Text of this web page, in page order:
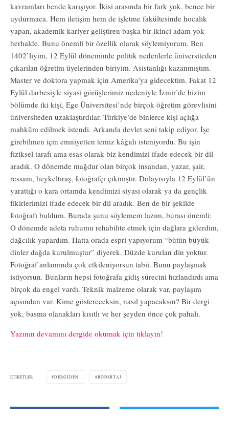
kavramları bende karışıyor. İkisi arasında bir fark yok, bence bir
uydurmaca. Hem iletişim hem de işletme fakültesinde hocalık
yapan, akademik kariyer geliştiren başka bir ikinci adam yok
herhalde. Bunu önemli bir özellik olarak söylemiyorum. Ben
1402’liyim, 12 Eylül döneminde politik nedenlerle üniversiteden
çıkarılan öğretim üyelerinden biriyim. Asistanlığı kazanmıştım.
Master ve doktora yapmak için Amerika’ya gidecektim. Fakat 12
Eylül darbesiyle siyasi görüşlerimiz nedeniyle İzmir’de bizim
bölümde iki kişi, Ege Üniversitesi’nde birçok öğretim görevlisini
üniversiteden uzaklaştırdılar. Türkiye’de binlerce kişi açlığa
mahkûm edilmek istendi. Arkanda devlet seni takip ediyor. İşe
girebilmen için emniyetten temiz kâğıdı isteniyordu. Bu işin
fiziksel tarafı ama esas olarak biz kendimizi ifade edecek bir dil
aradık. O dönemde mağdur olan birçok insandan, yazar, şair,
ressam, heykeltıraş, fotoğrafçı çıkmıştır. Dolayısıyla 12 Eylül’ün
yarattığı o kara ortamda kendimizi siyasi olarak ya da gençlik
fikirlerimizi ifade edecek bir dil aradık. Ben de bir şekilde
fotoğrafı buldum. Burada şunu söylemem lazım, burası önemli:
O dönemde adeta ruhumu rehabilite etmek için dağlara giderdim,
dağcılık yapardım. Hatta orada espri yapıyorum “bütün büyük
dinler dağda kurulmuştur” diyerek. Düzde kurulan din yoktur.
Fotoğraf anlamında çok etkileniyorsun tabii. Bunu paylaşmak
istiyorsun. Bunların hepsi fotoğrafa gidiş sürecini hızlandırdı ama
birçok da engel vardı. Teknik malzeme olarak var, paylaşım
açısından var. Kime göstereceksin, nasıl yapacaksın? Bir dergi
yok, basma olanakları kısıtlı ve her şeyden önce çok pahalı.
Yazının devamını dergide okumak için tıklayın!
ETIKETLER DERGIDEN RÖPORTAJ